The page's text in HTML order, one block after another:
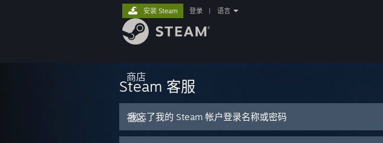
商店
社区
安装 Steam 登录 语言
Steam 客服
我忘了我的 Steam 帐户登录名称或密码